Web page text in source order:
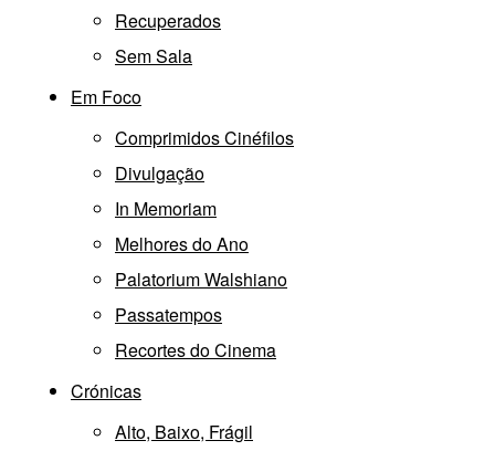
Recuperados
Sem Sala
Em Foco
Comprimidos Cinéfilos
Divulgação
In Memoriam
Melhores do Ano
Palatorium Walshiano
Passatempos
Recortes do Cinema
Crónicas
Alto, Baixo, Frágil